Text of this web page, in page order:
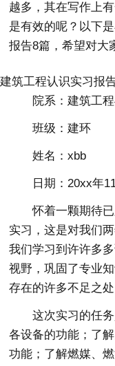
越多，其在写作上
是有效的呢？以下
报告8篇，希望对大
建筑工程认识实习报
院系：建筑工
班级：建环
姓名：xbb
日期：20xx年
怀着一颗期待
实习，这是对我们
我们学习到许许多
视野，巩固了专业
存在的许多不足之处
这次实习的任
各设备的功能；了
功能；了解燃媒、